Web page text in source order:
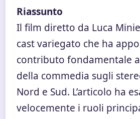
Riassunto
Il film diretto da Luca
cast variegato che ha
contributo fondamentale
della commedia sugli
Nord e Sud. L’articolo ha
velocemente i ruoli